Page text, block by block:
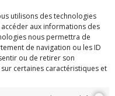
utilisons des technologies
aux informations des
nous permettra de
de navigation ou les ID
ou de retirer son
certaines caractéristiques et